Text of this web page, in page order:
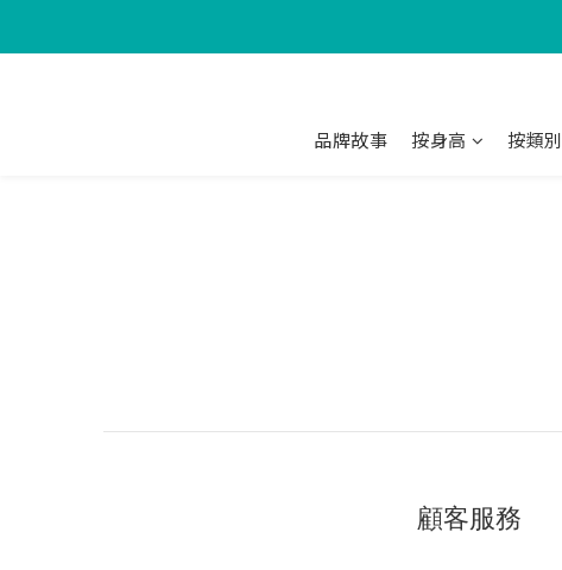
品牌故事 按身高 按類別
顧客服務